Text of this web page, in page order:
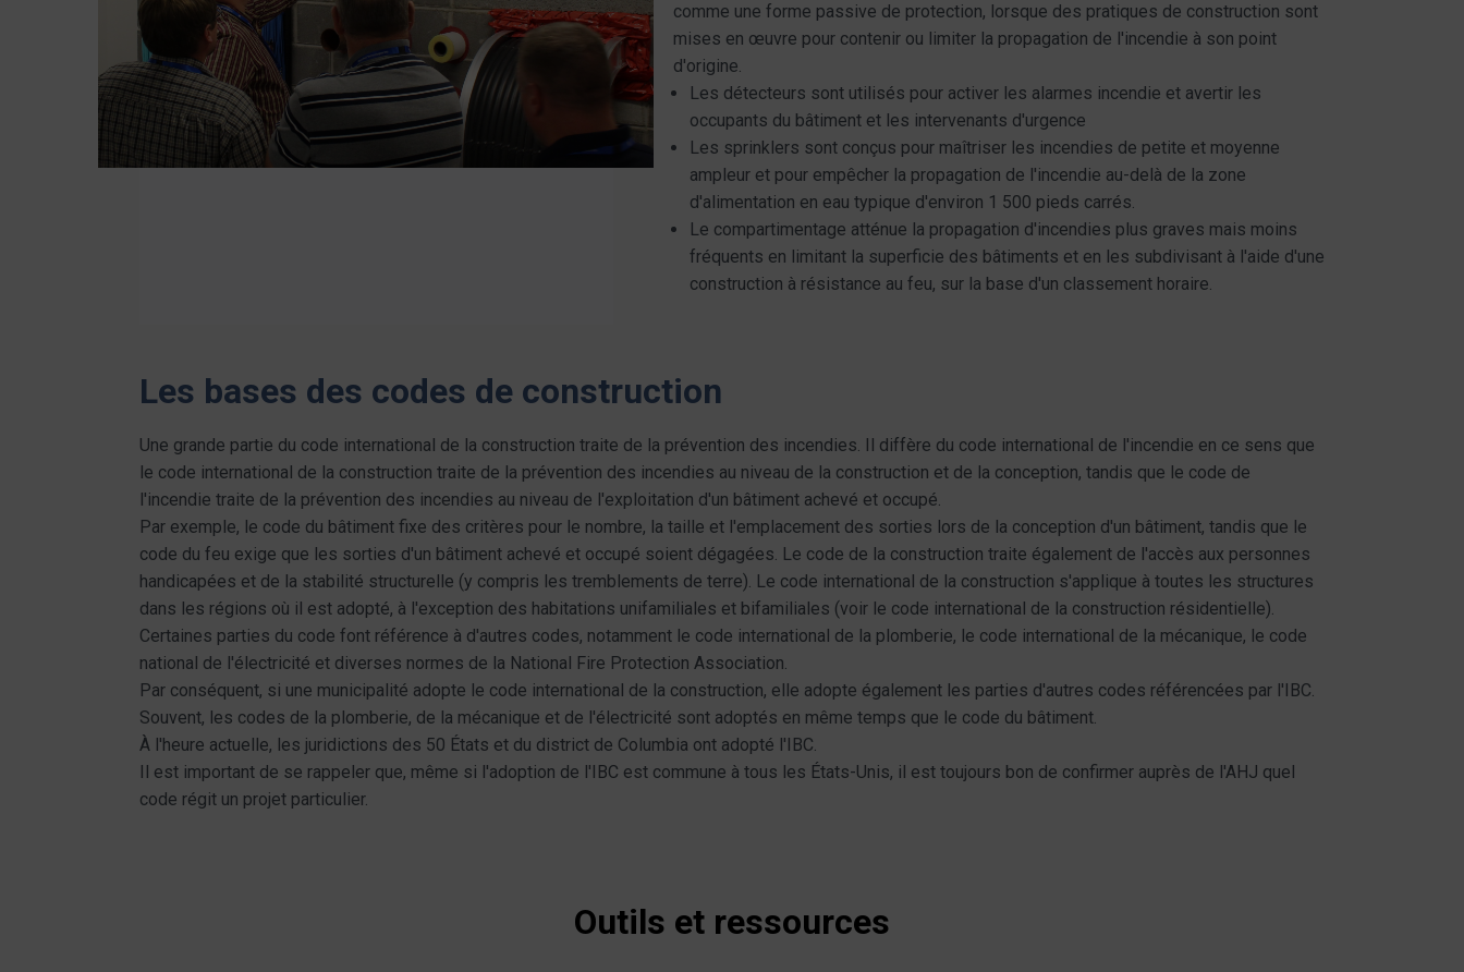
comme une forme passive de protection, lorsque des pratiques de construction sont
mises en œuvre pour contenir ou limiter la propagation de l'incendie à son point
d'origine.
Les détecteurs sont utilisés pour activer les alarmes incendie et avertir les
occupants du bâtiment et les intervenants d'urgence
Les sprinklers sont conçus pour maîtriser les incendies de petite et moyenne
ampleur et pour empêcher la propagation de l'incendie au-delà de la zone
d'alimentation en eau typique d'environ 1 500 pieds carrés.
Le compartimentage atténue la propagation d'incendies plus graves mais moins
fréquents en limitant la superficie des bâtiments et en les subdivisant à l'aide d'une
construction à résistance au feu, sur la base d'un classement horaire.
Les bases des codes de construction
Une grande partie du code international de la construction traite de la prévention des incendies. Il diffère du code international de l'incendie en ce sens que
le code international de la construction traite de la prévention des incendies au niveau de la construction et de la conception, tandis que le code de
l'incendie traite de la prévention des incendies au niveau de l'exploitation d'un bâtiment achevé et occupé.
Par exemple, le code du bâtiment fixe des critères pour le nombre, la taille et l'emplacement des sorties lors de la conception d'un bâtiment, tandis que le
code du feu exige que les sorties d'un bâtiment achevé et occupé soient dégagées. Le code de la construction traite également de l'accès aux personnes
handicapées et de la stabilité structurelle (y compris les tremblements de terre). Le code international de la construction s'applique à toutes les structures
dans les régions où il est adopté, à l'exception des habitations unifamiliales et bifamiliales (voir le code international de la construction résidentielle).
Certaines parties du code font référence à d'autres codes, notamment le code international de la plomberie, le code international de la mécanique, le code
national de l'électricité et diverses normes de la National Fire Protection Association.
Par conséquent, si une municipalité adopte le code international de la construction, elle adopte également les parties d'autres codes référencées par l'IBC.
Souvent, les codes de la plomberie, de la mécanique et de l'électricité sont adoptés en même temps que le code du bâtiment.
À l'heure actuelle, les juridictions des 50 États et du district de Columbia ont adopté l'IBC.
Il est important de se rappeler que, même si l'adoption de l'IBC est commune à tous les États-Unis, il est toujours bon de confirmer auprès de l'AHJ quel
code régit un projet particulier.
Outils et ressources